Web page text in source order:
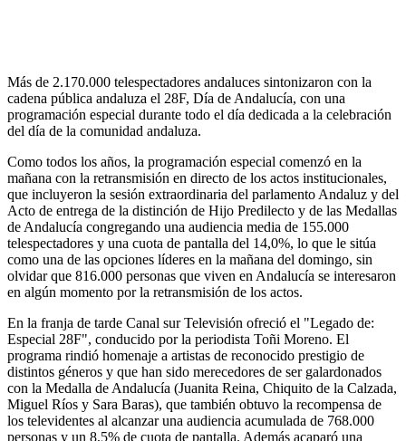
Más de 2.170.000 telespectadores andaluces sintonizaron con la
cadena pública andaluza el 28F, Día de Andalucía, con una
programación especial durante todo el día dedicada a la celebración
del día de la comunidad andaluza.
Como todos los años, la programación especial comenzó en la
mañana con la retransmisión en directo de los actos institucionales,
que incluyeron la sesión extraordinaria del parlamento Andaluz y del
Acto de entrega de la distinción de Hijo Predilecto y de las Medallas
de Andalucía congregando una audiencia media de 155.000
telespectadores y una cuota de pantalla del 14,0%, lo que le sitúa
como una de las opciones líderes en la mañana del domingo, sin
olvidar que 816.000 personas que viven en Andalucía se interesaron
en algún momento por la retransmisión de los actos.
En la franja de tarde Canal sur Televisión ofreció el "Legado de:
Especial 28F", conducido por la periodista Toñi Moreno. El
programa rindió homenaje a artistas de reconocido prestigio de
distintos géneros y que han sido merecedores de ser galardonados
con la Medalla de Andalucía (Juanita Reina, Chiquito de la Calzada,
Miguel Ríos y Sara Baras), que también obtuvo la recompensa de
los televidentes al alcanzar una audiencia acumulada de 768.000
personas y un 8,5% de cuota de pantalla. Además acaparó una